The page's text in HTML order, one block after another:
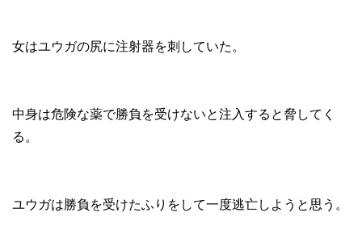
女はユウガの尻に注射器を刺していた。
中身は危険な薬で勝負を受けないと注入すると脅してく
る。
ユウガは勝負を受けたふりをして一度逃亡しようと思う。